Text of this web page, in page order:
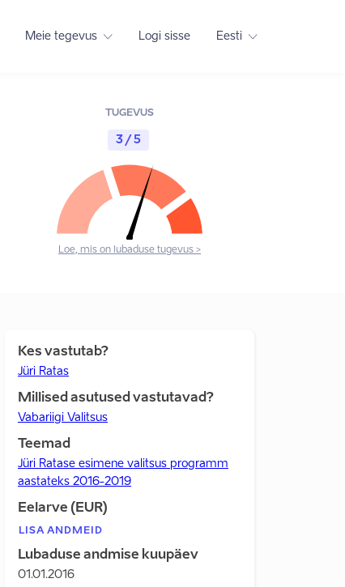
Meie tegevus Logi sisse Eesti
TUGEVUS
3 / 5
Loe, mis on lubaduse tugevus >
Kes vastutab?
Jüri Ratas
Millised asutused vastutavad?
Vabariigi Valitsus
Teemad
Jüri Ratase esimene valitsus programm
aastateks 2016-2019
Eelarve (EUR)
LISA ANDMEID
Lubaduse andmise kuupäev
01.01.2016